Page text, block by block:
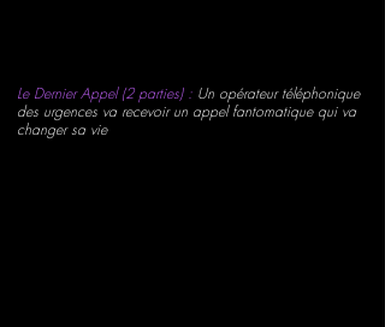
Le Dernier Appel (2 parties) : Un opérateur téléphonique
des urgences va recevoir un appel fantomatique qui va
changer sa vie